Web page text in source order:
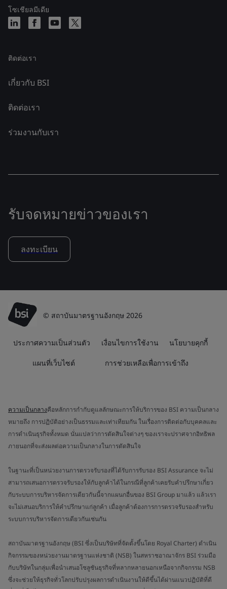
โซเชียลมีเดีย
ติดต่อเรา
เกี่ยวกับ BSI
ติดต่อเรา
ร่วมงานกับเรา
รับจดหมายข่าวของเรา
ลงทะเบียน
© สถาบันมาตรฐานอังกฤษ 2026
ประกาศความเป็นส่วนตัว เงื่อนไขการใช้งาน นโยบายคุกกี้
แผนที่เว็บไซต์ การช่วยเหลือเพื่อการเข้าถึง
ความเป็นกลางคือหลักการกำกับดูแลลักษณะการให้บริการของ BSI ความเป็นกลาง
หมายถึง การปฏิบัติอย่างเป็นธรรมและเท่าเทียมกัน ในเรื่องการติดต่อกับบุคคลและ
การดำเนินธุรกิจทั้งหมด นั่นแปลว่าการตัดสินใจต่างๆ ของเราจะปราศจากอิทธิพล
ภายนอกที่จะส่งผลต่อความเป็นกลางในการตัดสินใจ
ในฐานะที่เป็นหน่วยงานการตรวจรับรองที่ได้รับการรับรอง BSI Assurance จะไม่
สามารถเสนอการตรวจรับรองให้กับลูกค้าได้ในกรณีที่ลูกค้าเคยรับคำปรึกษาเกี่ยว
กับระบบการบริหารจัดการเดียวกันนี้จากแผนกอื่นของ BSI Group มาแล้ว แล้วเรา
จะไม่เสนอบริการให้คำปรึกษาแก่ลูกค้า เมื่อลูกค้าต้องการการตรวจรับรองสำหรับ
ระบบการบริหารจัดการเดียวกันเช่นกัน
สถาบันมาตรฐานอังกฤษ (BSI ซึ่งเป็นบริษัทที่จัดตั้งขึ้นโดย Royal Charter) ดำเนิน
กิจกรรมของหน่วยงานมาตรฐานแห่งชาติ (NSB) ในสหราชอาณาจักร BSI ร่วมมือ
กับบริษัทในกลุ่มเพื่อนำเสนอโซลูชันธุรกิจที่หลากหลายนอกเหนือจากกิจกรรม NSB
ซึ่งจะช่วยให้ธุรกิจทั่วโลกปรับปรุงผลการดำเนินงานให้ดีขึ้นได้ผ่านแนวปฏิบัติที่ดี